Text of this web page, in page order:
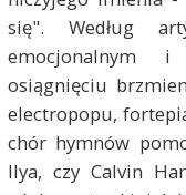
się". Według
emocjonalnym
osiągnięciu
electropopu,
chór hymnów
Ilya, czy Calvin